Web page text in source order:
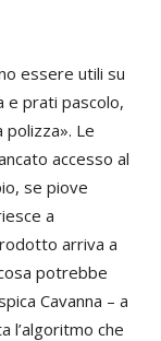
essere utili su
e prati pascolo,
Le
accesso al
se piove
a
arriva a
potrebbe
Cavanna – a
l’algoritmo che